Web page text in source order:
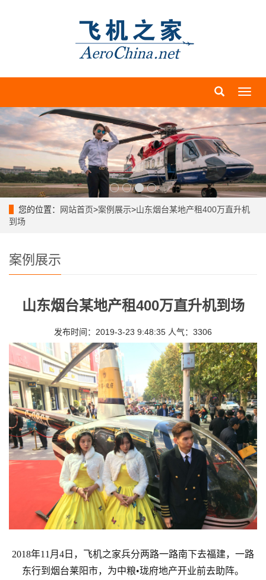
导
菜
单
您的位置： 网站首页>案例展示>山东烟台某地产租400万直升机
到场
案例展示
山东烟台某地产租400万直升机到场
发布时间：2019-3-23 9:48:35 人气：3306
2018年11月4日，飞机之家兵分两路一路南下去福建，一路
东行到烟台莱阳市，为中粮•珑府地产开业前去助阵。